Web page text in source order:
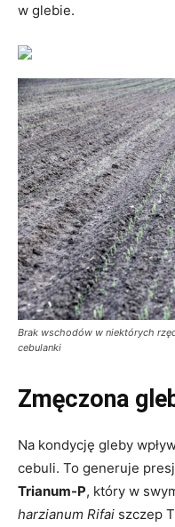
w glebie.
Brak wschodów w niektórych
cebulanki
Zmęczona
Na kondycję gleby
cebuli. To generuje
Trianum-P, który w
harzianum Rifai szczep